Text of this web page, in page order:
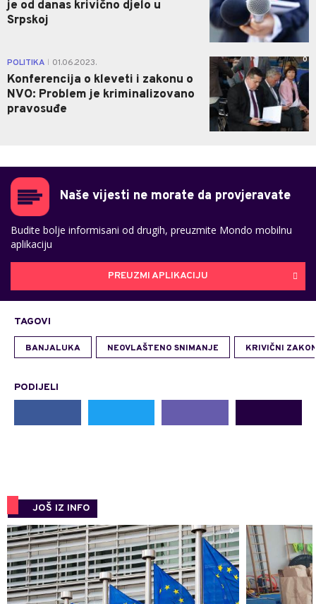
je od danas krivično djelo u
Srpskoj
POLITIKA 01.06.2023.
Konferencija o kleveti i zakonu o
NVO: Problem je kriminalizovano
pravosuđe
0
Naše vijesti ne morate da provjeravate
Budite bolje informisani od drugih, preuzmite Mondo mobilnu
aplikaciju
PREUZMI APLIKACIJU
TAGOVI
BANJALUKA NEOVLAŠTENO SNIMANJE KRIVIČNI
PODIJELI
JOŠ IZ INFO
0